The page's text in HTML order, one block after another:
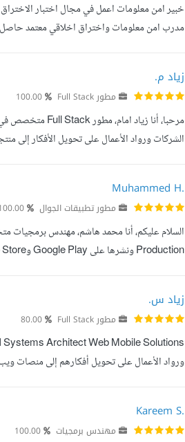
زياد م.
مطور Full Stack 100.00
الشركات ورواد الأعمال على تحويل الأفكار إلى
Muhammed H.
مطور تطبيقات الجوال 100.00
زياد س.
مطور Full Stack 80.00
Kareem S.
مهندس برمجيات 100.00